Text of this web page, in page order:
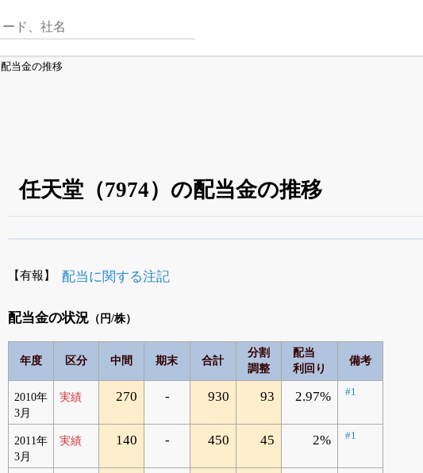
配当金の推移
任天堂（7974）の配当金の推移
無料でβ版をはじめる
【有報】 配当に関する注記
配当金の状況 （円/株）
年度 区分 中間 期末 合計
分割
調整
配当
利回り
備考
2010年
3月
実績 270 - 930 93 2.97% #1
2011年
3月
実績 140 - 450 45 2% #1